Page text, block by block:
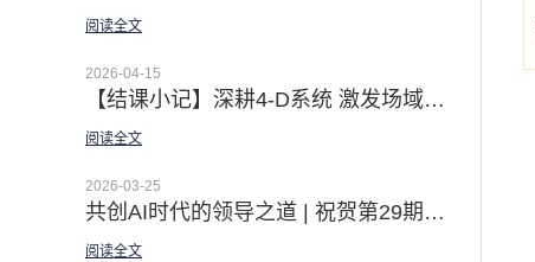
阅读全文
2026-04-15
【结课小记】深耕4-D系统 激发场域智慧 | 第22期4-D系统导师认证公开课圆满收官
阅读全文
2026-03-25
共创AI时代的领导之道 | 祝贺第29期领越®领导力公开认证课成功举办
阅读全文